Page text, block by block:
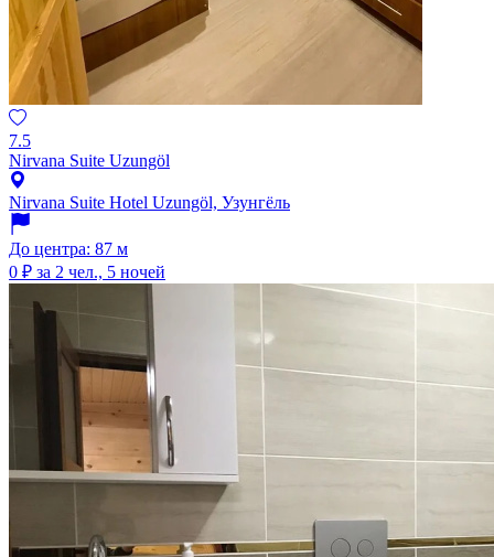
7.5
Nirvana Suite Uzungöl
Nirvana Suite Hotel Uzungöl, Узунгёль
До центра: 87 м
0 ₽ за 2 чел., 5 ночей